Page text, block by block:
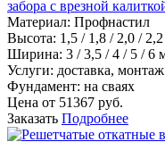
забора с врезной
Материал: Профнастил
Высота: 1,5 / 1,8 / 2,0 /
Ширина: 3 / 3,5 / 4 / 5 / 6
Услуги: доставка, монтаж
Фундамент: на сваях
Цена от 51367 руб.
Заказать Подробнее